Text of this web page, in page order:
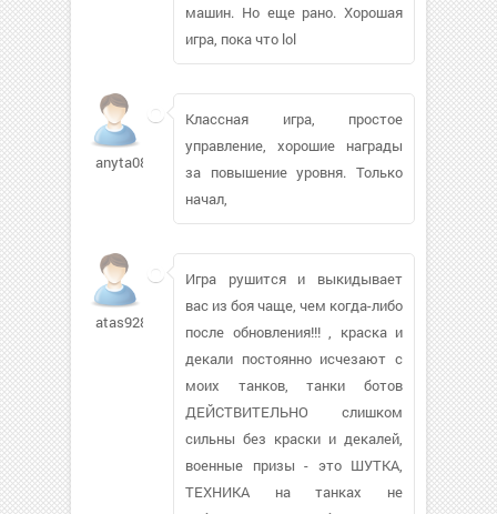
машин. Но еще рано. Хорошая
игра, пока что lol
anyta0810
Классная игра, простое
управление, хорошие награды
за повышение уровня. Только
начал,
atas92807
Игра рушится и выкидывает
вас из боя чаще, чем когда-либо
после обновления!!! , краска и
декали постоянно исчезают с
моих танков, танки ботов
ДЕЙСТВИТЕЛЬНО слишком
сильны без краски и декалей,
военные призы - это ШУТКА,
ТЕХНИКА на танках не